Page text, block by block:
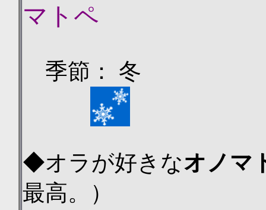
マトペ
季節： 冬
◆オラが好きなオノマ
最高。）